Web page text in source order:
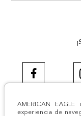
AMERICAN
experiencia de